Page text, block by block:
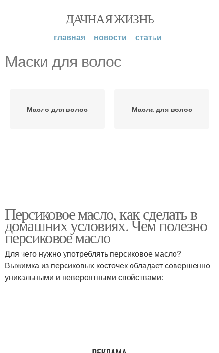
ДАЧНАЯ ЖИЗНЬ
главная новости статьи
Маски для волос
Масло для волос Масла для волос
Персиковое масло, как сделать в
домашних условиях. Чем полезно
персиковое масло
Для чего нужно употреблять персиковое масло?
Выжимка из персиковых косточек обладает совершенно
уникальными и невероятными свойствами: